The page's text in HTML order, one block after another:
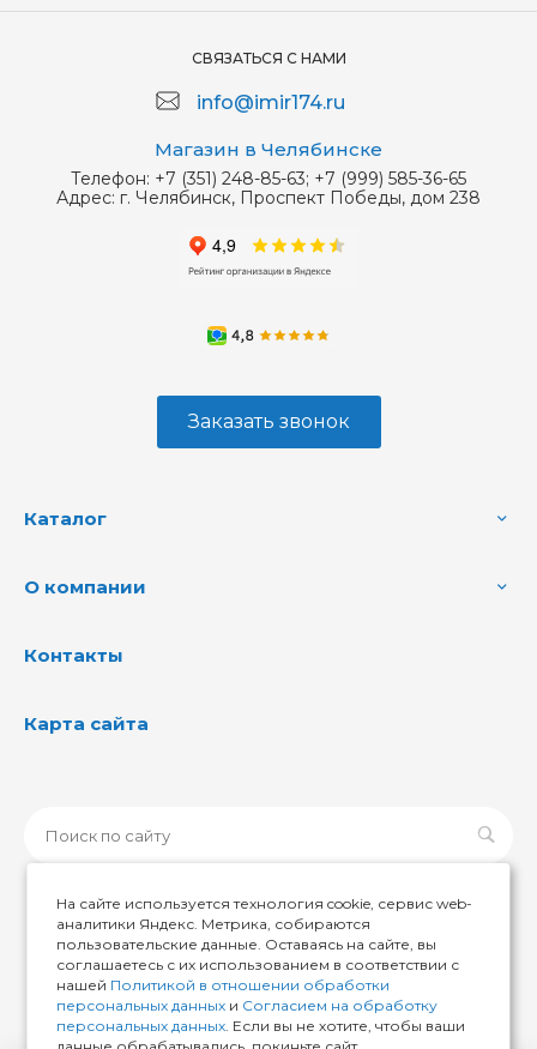
СВЯЗАТЬСЯ С НАМИ
info@imir174.ru
Магазин в Челябинске
Телефон: +7 (351) 248-85-63; +7 (999) 585-36-65
Адрес: г. Челябинск, Проспект Победы, дом 238
Заказать звонок
Каталог
О компании
Контакты
Карта сайта
© 2026 ИМИР174, Все права защищены
На сайте используется технология cookie, сервис web-
аналитики Яндекс. Метрика, собираются
пользовательские данные. Оставаясь на сайте, вы
соглашаетесь с их использованием в соответствии с
нашей Политикой в отношении обработки
персональных данных и Согласием на обработку
персональных данных. Если вы не хотите, чтобы ваши